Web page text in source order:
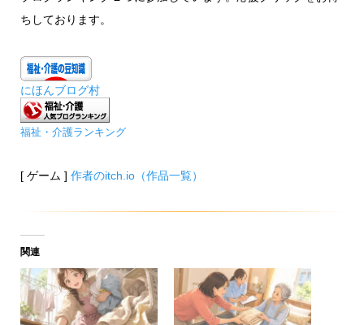
ちしております。
にほんブログ村
福祉・介護ランキング
[ ゲーム ] 作者のitch.io（作品一覧）
関連